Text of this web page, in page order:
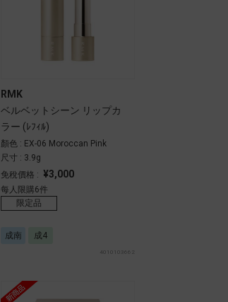
RMK
ベルベットシーン リップカ
ラー (ﾚﾌｨﾙ)
顏色 : EX-06 Moroccan Pink
尺寸 : 3.9g
免稅價格 : ¥3,000
每人限購6件
限定品
成南 成4
4010103662